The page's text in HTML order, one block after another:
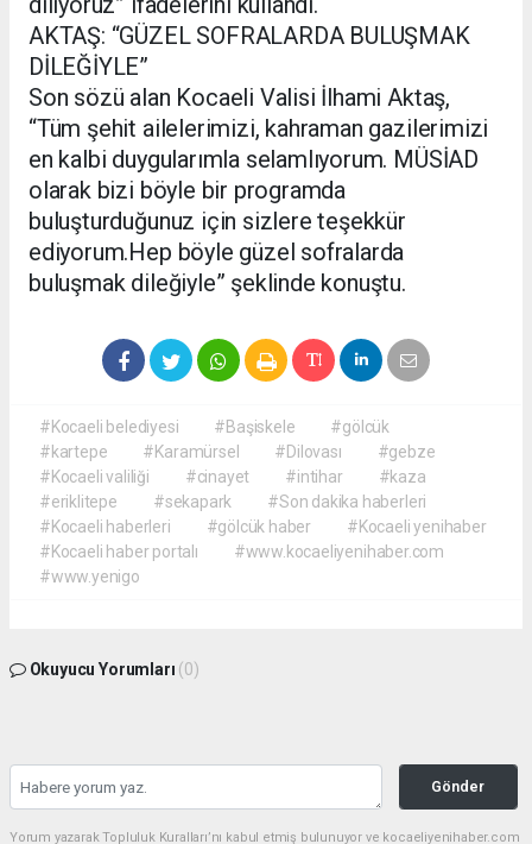
AKTAŞ: “GÜZEL SOFRALARDA BULUŞMAK
DİLEĞİYLE”
Son sözü alan Kocaeli Valisi İlhami Aktaş,
“Tüm şehit ailelerimizi, kahraman gazilerimizi
en kalbi duygularımla selamlıyorum. MÜSİAD
olarak bizi böyle bir programda
buluşturduğunuz için sizlere teşekkür
ediyorum.Hep böyle güzel sofralarda
buluşmak dileğiyle” şeklinde konuştu.
#Kocaeli belediyesi #Başiskele
#gölcük
#kartepe
#Karamürsel #Dilovası
#gebze
#Kocaeli valiliği
#cinayet #intihar
#kaza
#eriklitepe
#sekapark
#Son dakika haberleri
#Kocaeli haberleri
#gölcük haber
#Kocaeli yenihaber
#Kocaeli haber portalı
#www.kocaeliyenihaber.com
#www.yenigo
Okuyucu Yorumları (0)
Gönder
Yorum yazarak Topluluk Kuralları’nı kabul etmiş bulunuyor ve kocaeliyenihaber.com